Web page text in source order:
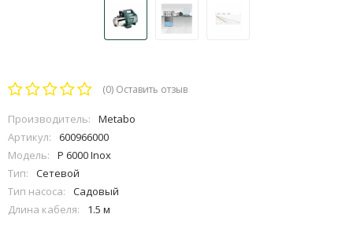
(0) Оставить отзыв
Производитель:
Metabo
Артикул:
600966000
Модель:
P 6000 Inox
Тип:
Сетевой
Тип насоса:
Садовый
Длина кабеля:
1.5 м